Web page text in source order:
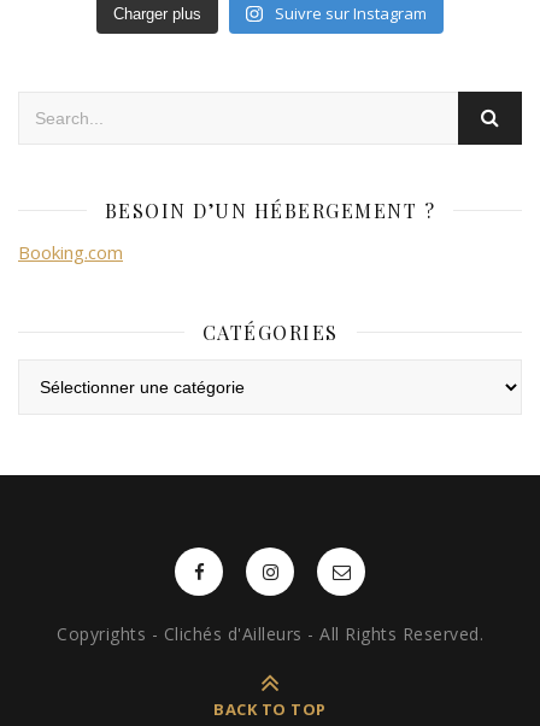
Charger plus Suivre sur Instagram
BESOIN D’UN HÉBERGEMENT ?
Booking.com
CATÉGORIES
Copyrights - Clichés d'Ailleurs - All Rights Reserved.
BACK TO TOP